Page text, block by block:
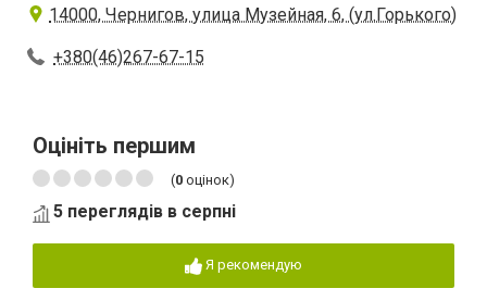
14000, Чернигов, улица Музейная, 6, (ул.Горького)
+380(46)267-67-15
Оцініть першим
(0 оцінок)
5 переглядів в серпні
Я рекомендую